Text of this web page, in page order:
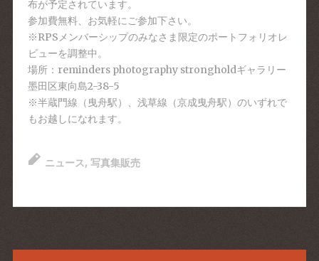
布が予定されています。
参加費無料、お気軽にご参加下さい。
※RPSメンバーシップのみなさま限定のポートフォリオレ
ビューを調整中。
場所：reminders photography strongholdギャラリー
墨田区東向島2-38-5
※半蔵門線（曳舟駅）、浅草線（京成曳舟駅）のいずれで
もお越しになれます。
ニュース, 写真集販売